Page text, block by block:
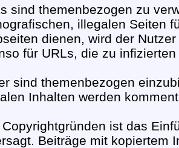
sind themenbezogen zu
illegalen Seiten
dienen, wird der
für URLs, die zu
sind themenbezogen
Inhalten werden
ist das
Beiträge mit kopiertem